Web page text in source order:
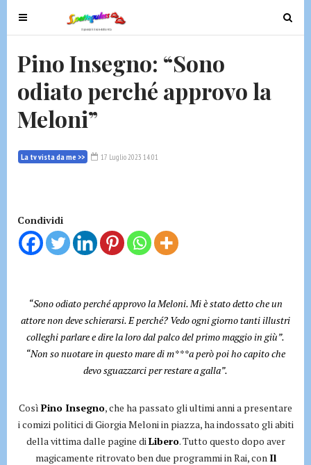
T
o
g
e
n
v
i
t
o
T
o
Pino Insegno: “Sono
odiato perché approvo la
Meloni”
La tv vista da me >> 17 Luglio 2023 14:01
Condividi
“Sono odiato perché approvo la Meloni. Mi è stato detto che un
attore non deve schierarsi. E perché? Vedo ogni giorno tanti illustri
colleghi parlare e dire la loro dal palco del primo maggio in giù”.
“Non so nuotare in questo mare di m***a però poi ho capito che
devo sguazzarci per restare a galla”.
Così Pino Insegno, che ha passato gli ultimi anni a presentare
i comizi politici di Giorgia Meloni in piazza, ha indossato gli abiti
della vittima dalle pagine diLibero. Tutto questo dopo aver
magicamente ritrovato ben due programmi in Rai, con Il